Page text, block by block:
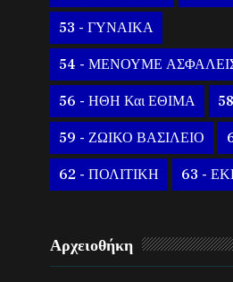
53 - ΓΥΝΑΙΚΑ
54 - ΜΕΝΟΥΜΕ
56 - ΗΘΗ Και ΕΘΙΜΑ
59 - ΖΩΙΚΟ ΒΑΣΙΛΕΙΟ
62 - ΠΟΛΙΤΙΚΗ 63 -
Αρχειοθήκη